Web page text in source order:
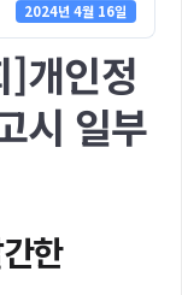
2024년 4월 16일
]개인정
시 일부
한